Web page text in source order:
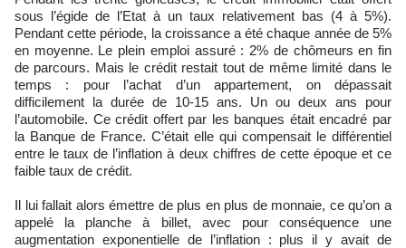
sous l’égide de l’Etat à un taux relativement bas (4 à 5%).
Pendant cette période, la croissance a été chaque année de 5%
en moyenne. Le plein emploi assuré : 2% de chômeurs en fin
de parcours. Mais le crédit restait tout de même limité dans le
temps : pour l’achat d’un appartement, on dépassait
difficilement la durée de 10-15 ans. Un ou deux ans pour
l’automobile. Ce crédit offert par les banques était encadré par
la Banque de France. C’était elle qui compensait le différentiel
entre le taux de l’inflation à deux chiffres de cette époque et ce
faible taux de crédit.
Il lui fallait alors émettre de plus en plus de monnaie, ce qu’on a
appelé la planche à billet, avec pour conséquence une
augmentation exponentielle de l’inflation : plus il y avait de